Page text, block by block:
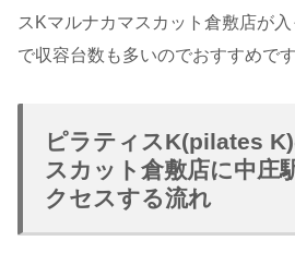
スKマルナカマスカット倉敷店が
で収容台数も多いのでおすすめです
ピラティスK(pilates
スカット倉敷店に中庄
クセスする流れ